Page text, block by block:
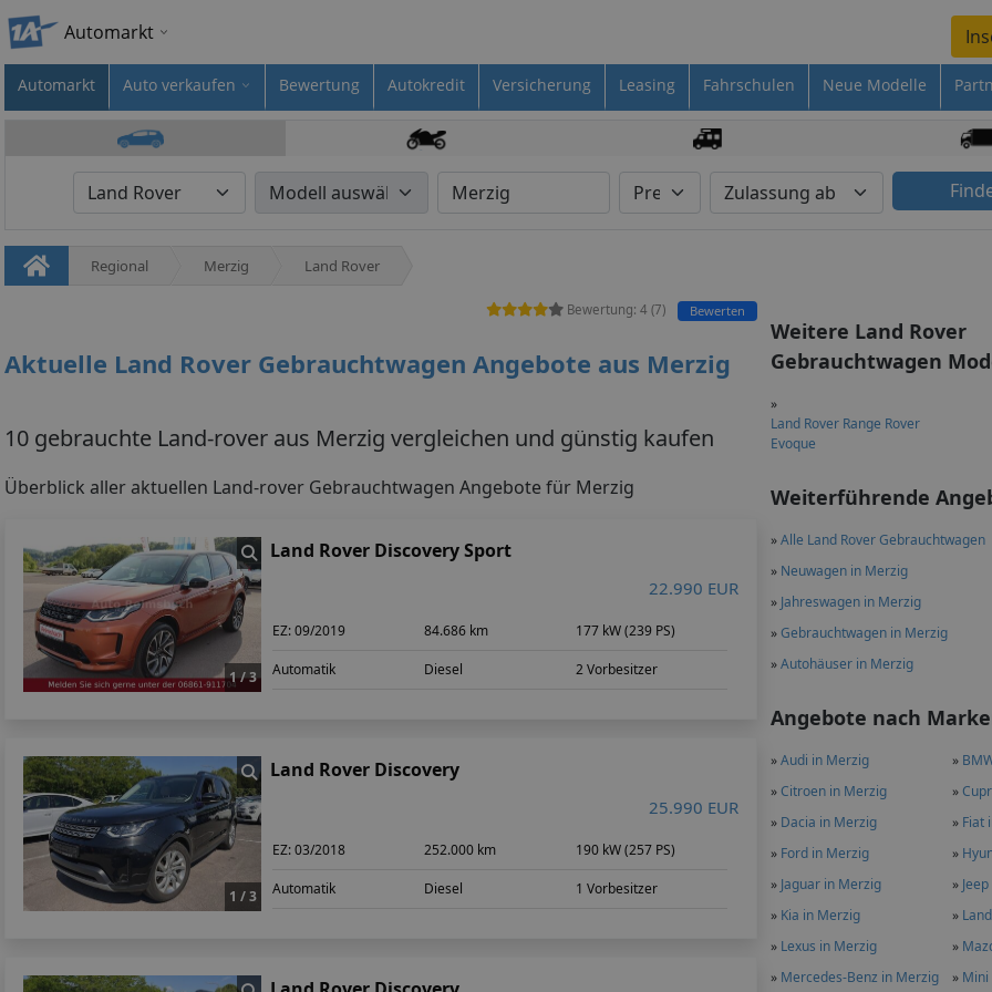
Automarkt
Automarkt Auto verkaufen Bewertung Autokredit Versicherung Leasing Fahrschulen Neue Modelle
Regional Merzig Land Rover
Weitere Land Rover
Gebrauchtwagen
»
Land Rover Range Rover
Evoque
Weiterführende
»Alle Land Rover Gebrauchtwagen
» Neuwagen in Merzig
» Jahreswagen in Merzig
»Gebrauchtwagen in Merzig
»Autohäuser in Merzig
Angebote nach
»Audi in Merzig »
»Citroen in Merzig »
» Dacia in Merzig » Fiat
» Ford in Merzig »
» Jaguar in Merzig »
» Kia in Merzig »
» Lexus in Merzig »
» Mercedes-Benz in Merzig »
Bewertung: 4 (7) Bewerten
Aktuelle Land Rover Gebrauchtwagen Angebote aus Merzig
10 gebrauchte Land-rover aus Merzig vergleichen und günstig kaufen
Überblick aller aktuellen Land-rover Gebrauchtwagen Angebote für Merzig
1 / 3
Land Rover Discovery Sport
22.990 EUR
EZ:09/2019 84.686 km 177 kW (239 PS)
Automatik Diesel 2 Vorbesitzer
1 / 3
Land Rover Discovery
25.990 EUR
EZ:03/2018 252.000 km 190 kW (257 PS)
Automatik Diesel 1 Vorbesitzer